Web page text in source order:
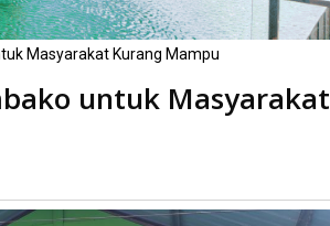
Masyarakat Kurang Mampu
untuk Masyarakat